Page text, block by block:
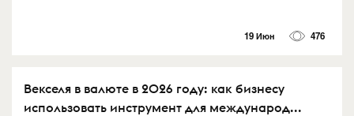
19 Июн 476
Векселя в валюте в 2026 году: как бизнесу
использовать инструмент для международ...